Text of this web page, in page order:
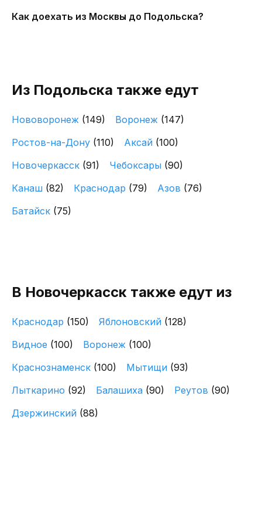
Как доехать из Москвы до Подольска?
Из Подольска также едут
Нововоронеж (149) Воронеж (147)
Ростов-на-Дону (110) Аксай (100)
Новочеркасск (91) Чебоксары (90)
Канаш (82) Краснодар (79) Азов (76)
Батайск (75)
В Новочеркасск также едут из
Краснодар (150) Яблоновский (128)
Видное (100) Воронеж (100)
Краснознаменск (100) Мытищи (93)
Лыткарино (92) Балашиха (90) Реутов (90)
Дзержинский (88)